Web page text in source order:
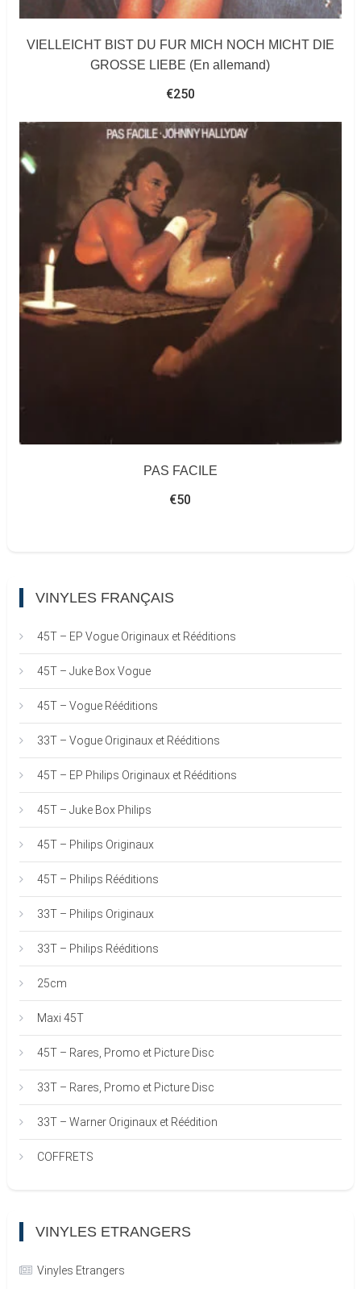
VIELLEICHT BIST DU FUR MICH NOCH MICHT DIE
GROSSE LIEBE (En allemand)
€250
PAS FACILE
€50
VINYLES FRANÇAIS
45T – EP Vogue Originaux et Rééditions
45T – Juke Box Vogue
45T – Vogue Rééditions
33T – Vogue Originaux et Rééditions
45T – EP Philips Originaux et Rééditions
45T – Juke Box Philips
45T – Philips Originaux
45T – Philips Rééditions
33T – Philips Originaux
33T – Philips Rééditions
25cm
Maxi 45T
45T – Rares, Promo et Picture Disc
33T – Rares, Promo et Picture Disc
33T – Warner Originaux et Réédition
COFFRETS
VINYLES ETRANGERS
Vinyles Etrangers